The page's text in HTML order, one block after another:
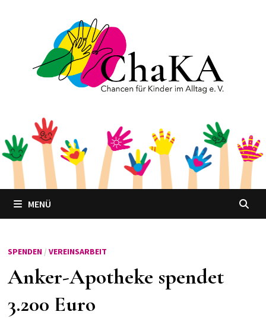
MENÜ
SPENDEN/ VEREINSARBEIT
Anker-Apotheke spendet
3.200 Euro